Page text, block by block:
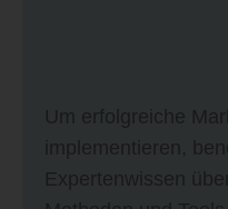
Um erfolgreiche
implementieren,
Expertenwissen